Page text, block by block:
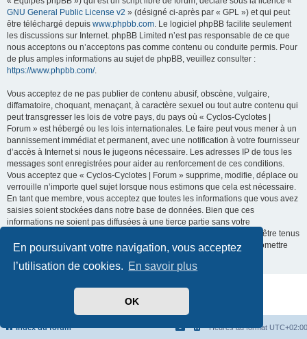
En poursuivant votre navigation, vous acceptez
l’utilisation de cookies. En savoir plus
OK
GNU General Public License v2 » (désigné ci-après par « GPL ») et qui peut
être téléchargé depuis www.phpbb.com. Le logiciel phpBB facilite seulement
les discussions sur Internet. phpBB Limited n’est pas responsable de ce que
nous acceptons ou n’acceptons pas comme contenu ou conduite permis. Pour
de plus amples informations au sujet de phpBB, veuillez consulter :
https://www.phpbb.com/.
Vous acceptez de ne pas publier de contenu abusif, obscène, vulgaire,
diffamatoire, choquant, menaçant, à caractère sexuel ou tout autre contenu qui
peut transgresser les lois de votre pays, du pays où « Cyclos-Cyclotes |
Forum » est hébergé ou les lois internationales. Le faire peut vous mener à un
bannissement immédiat et permanent, avec une notification à votre fournisseur
d’accès à Internet si nous le jugeons nécessaire. Les adresses IP de tous les
messages sont enregistrées pour aider au renforcement de ces conditions.
Vous acceptez que « Cyclos-Cyclotes | Forum » supprime, modifie, déplace ou
verrouille n’importe quel sujet lorsque nous estimons que cela est nécessaire.
En tant que membre, vous acceptez que toutes les informations que vous avez
saisies soient stockées dans notre base de données. Bien que ces
informations ne soient pas diffusées à une tierce partie sans votre
consentement, ni « Cyclos-Cyclotes | Forum », ni phpBB ne pourront être tenus
comme responsables en cas de tentative de piratage visant à compromettre
Index du forum Heures au format UTC+02:00
Développé parphpBB® Forum Software © phpBB Limited
Traduit par
Confidentialité|Conditions